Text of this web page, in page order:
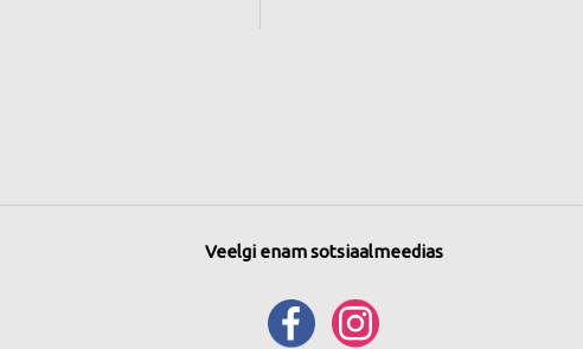
Veelgi enam sotsiaalmeedias